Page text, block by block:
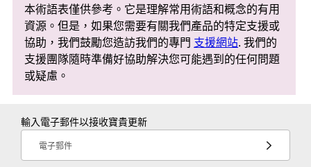
本術語表僅供參考。它是理解常用術語和概念的有用
資源。但是，如果您需要有關我們產品的特定支援或
協助，我們鼓勵您造訪我們的專門 支援網站. 我們的
支援團隊隨時準備好協助解決您可能遇到的任何問題
或疑慮。
輸入電子郵件以接收寶貴更新
電子郵件